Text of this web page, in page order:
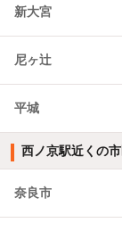
新大宮
尼ヶ辻
平城
西ノ京駅近くの
奈良市